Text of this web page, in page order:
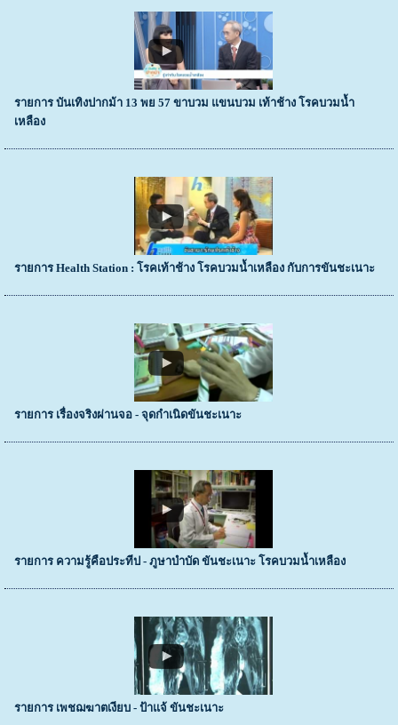
รายการ บันเทิงปากม้า 13 พย 57 ขาบวม แขนบวม เท้าช้าง โรคบวมน้ำ
เหลือง
รายการ Health Station : โรคเท้าช้าง โรคบวมน้ำเหลือง กับการขันชะเนาะ
รายการ เรื่องจริงผ่านจอ - จุดกำเนิดขันชะเนาะ
รายการ ความรู้คือประทีป - ภูษาบำบัด ขันชะเนาะ โรคบวมน้ำเหลือง
รายการ เพชฌฆาตเงียบ - ป้าแจ้ ขันชะเนาะ